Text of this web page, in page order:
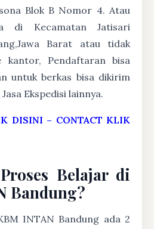
Blok B Nomor 4. Atau
di Kecamatan Jatisari
Barat atau tidak
kantor, Pendaftaran bisa
untuk berkas bisa dikirim
Ekspedisi lainnya.
DISINI – CONTACT KLIK
Belajar di
Bandung?
INTAN Bandung ada 2